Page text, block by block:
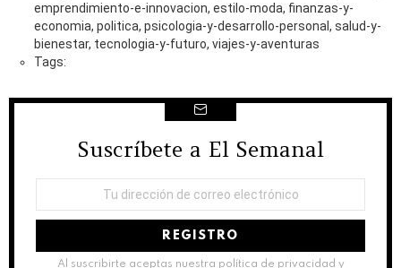
emprendimiento-e-innovacion, estilo-moda, finanzas-y-
economia, politica, psicologia-y-desarrollo-personal, salud-y-
bienestar, tecnologia-y-futuro, viajes-y-aventuras
Tags:
NEWSLETTER
Suscríbete a El Semanal
Al suscribirte aceptas nuestra política de privacidad y